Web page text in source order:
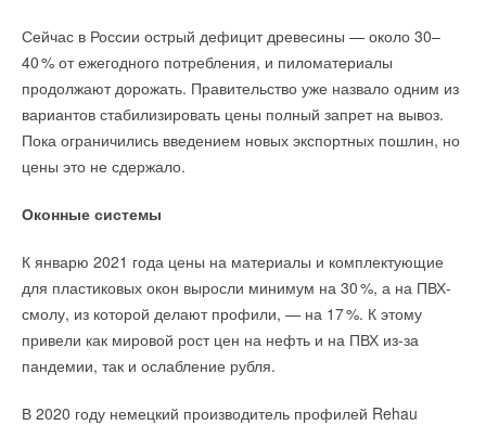
Сейчас в России острый дефицит древесины — около 30–
40% от ежегодного потребления, и пиломатериалы
продолжают дорожать. Правительство уже назвало одним из
вариантов стабилизировать цены полный запрет на вывоз.
Пока ограничились введением новых экспортных пошлин, но
цены это не сдержало.
Оконные системы
К январю 2021 года цены на материалы и комплектующие
для пластиковых окон выросли минимум на 30%, а на ПВХ-
смолу, из которой делают профили, — на 17%. К этому
привели как мировой рост цен на нефть и на ПВХ из-за
пандемии, так и ослабление рубля.
В 2020 году немецкий производитель профилей Rehau
Добавить комментарий
Ваше имя *
Текст комментария
Текст комментария